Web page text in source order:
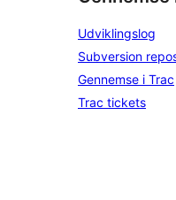
Udviklingslog
Subversion
Gennemse i Trac
Trac tickets